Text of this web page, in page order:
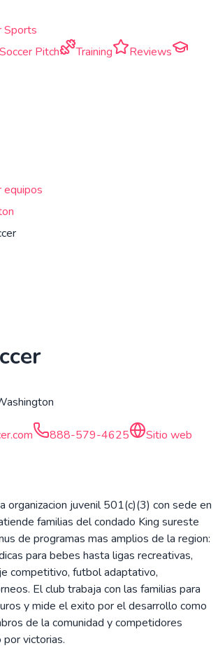
Sports
Soccer Pitch Training
Reviews
equipos
888-579-4625 Sitio web
organizacion juvenil 501(c)(3) con sede en
familias del condado King sureste
de programas mas amplios de la region:
para bebes hasta ligas recreativas,
competitivo, futbol adaptativo,
El club trabaja con las familias para
y mide el exito por el desarrollo como
de la comunidad y competidores
victorias.